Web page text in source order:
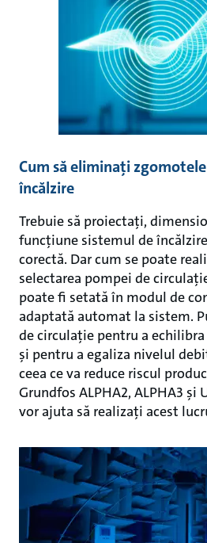
Cum să eliminați
încălzire
Trebuie să proiectați,
funcțiune sistemul de
corectă. Dar cum se poate
selectarea pompei de
poate fi setată în modul de
adaptată automat la sistem.
de circulație pentru a
și pentru a egaliza nivelul
ceea ce va reduce riscul
Grundfos ALPHA2, ALPHA3 și
vor ajuta să realizați acest